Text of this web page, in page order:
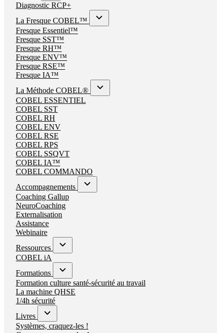
Diagnostic RCP+
La Fresque COBEL™
Fresque Essentiel™
Fresque SST™
Fresque RH™
Fresque ENV™
Fresque RSE™
Fresque IA™
La Méthode COBEL®
COBEL ESSENTIEL
COBEL SST
COBEL RH
COBEL ENV
COBEL RSE
COBEL RPS
COBEL SSQVT
COBEL IA™
COBEL COMMANDO
Accompagnements
Coaching Gallup
NeuroCoaching
Externalisation
Assistance
Webinaire
Ressources
COBEL iA
Formations
Formation culture santé-sécurité au travail
La machine QHSE
1/4h sécurité
Livres
Systèmes, craquez-les !